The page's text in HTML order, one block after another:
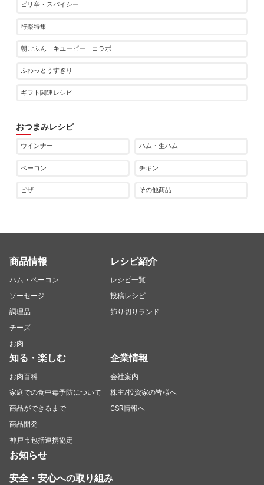
ピリ辛・スパイシー
行楽特集
朝ごふん キユーピー コラボ
ふわっとうすぎり
ギフト関連レシピ
おつまみレシピ
ウインナー ハム・生ハム
ベーコン チキン
ピザ その他商品
商品情報
ハム・ベーコン
ソーセージ
調理品
チーズ
お肉
レシピ紹介
レシピ一覧
投稿レシピ
飾り切りランド
知る・楽しむ
お肉百科
家庭での食中毒予防について
商品ができるまで
商品開発
神戸市包括連携協定
企業情報
会社案内
株主/投資家の皆様へ
CSR情報へ
お知らせ
安全・安心への取り組み